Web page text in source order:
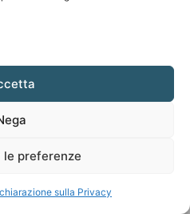
le preferenze
sulla Privacy